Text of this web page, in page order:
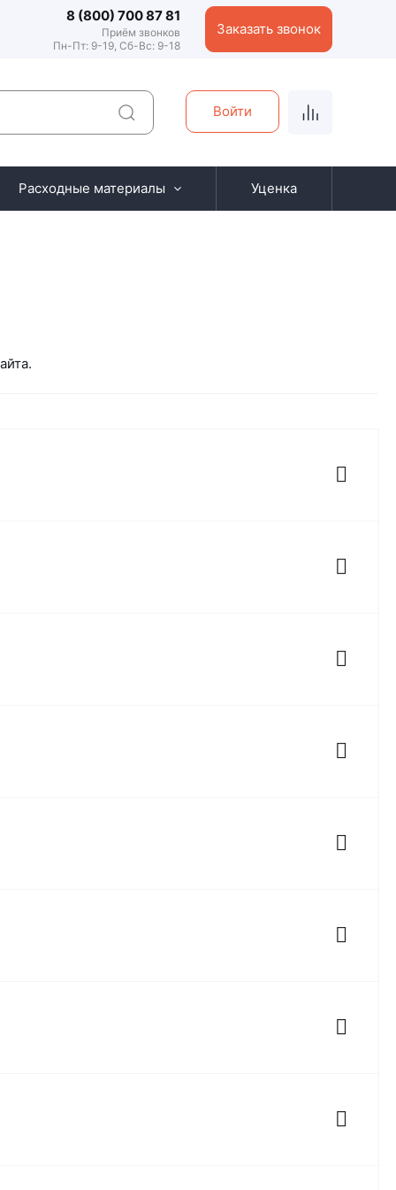
8 (800) 700 87 81
Приём звонков
Пн-Пт: 9-19, Сб-Вс: 9-18
Заказать звонок
Войти
Расходные материалы Уценка